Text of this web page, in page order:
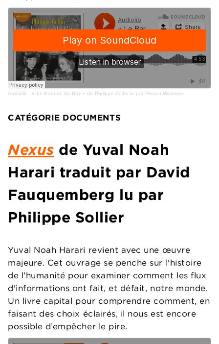
Audiolib · « Le Barman du Ritz » de Philippe Collin lu par Florian Wormser
CATÉGORIE DOCUMENTS
Nexus de Yuval Noah
Harari traduit par David
Fauquemberg lu par
Philippe Sollier
Yuval Noah Harari revient avec une œuvre
majeure. Cet ouvrage se penche sur l'histoire
de l'humanité pour examiner comment les flux
d'informations ont fait, et défait, notre monde.
Un livre capital pour comprendre comment, en
faisant des choix éclairés, il nous est encore
possible d’empêcher le pire.